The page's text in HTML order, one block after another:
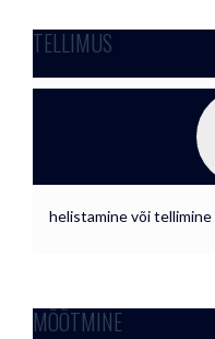
TELLIMUS
helistamine või
MÕÕTMINE